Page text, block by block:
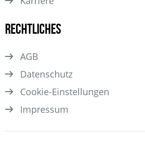
Rechtliches
AGB
Datenschutz
Cookie-Einstellungen
Impressum